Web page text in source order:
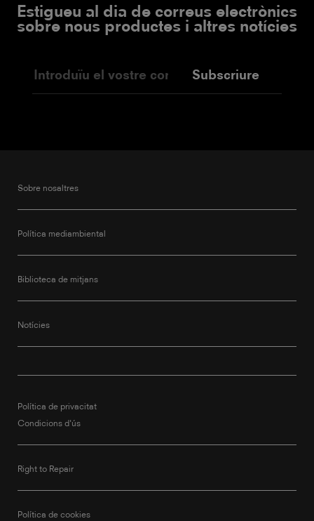
Estigueu al dia de correus electrònics
sobre nous productes i altres notícies
Subscriure
Sobre nosaltres
Política mediambiental
Biblioteca de mitjans
Notícies
Política de privacitat
Condicions d'ús
Right to Repair
Política de cookies